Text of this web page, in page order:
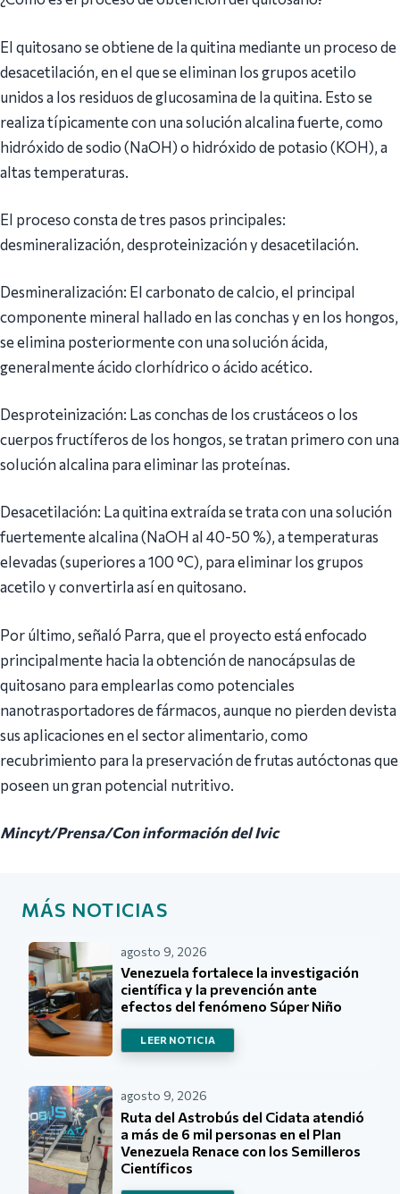
El quitosano se obtiene de la quitina mediante un proceso de
desacetilación, en el que se eliminan los grupos acetilo
unidos a los residuos de glucosamina de la quitina. Esto se
realiza típicamente con una solución alcalina fuerte, como
hidróxido de sodio (NaOH) o hidróxido de potasio (KOH), a
altas temperaturas.
El proceso consta de tres pasos principales:
desmineralización, desproteinización y desacetilación.
Desmineralización: El carbonato de calcio, el principal
componente mineral hallado en las conchas y en los hongos,
se elimina posteriormente con una solución ácida,
generalmente ácido clorhídrico o ácido acético.
Desproteinización: Las conchas de los crustáceos o los
cuerpos fructíferos de los hongos, se tratan primero con una
solución alcalina para eliminar las proteínas.
Desacetilación: La quitina extraída se trata con una solución
fuertemente alcalina (NaOH al 40-50 %), a temperaturas
elevadas (superiores a 100 °C), para eliminar los grupos
acetilo y convertirla así en quitosano.
Por último, señaló Parra, que el proyecto está enfocado
principalmente hacia la obtención de nanocápsulas de
quitosano para emplearlas como potenciales
nanotrasportadores de fármacos, aunque no pierden devista
sus aplicaciones en el sector alimentario, como
recubrimiento para la preservación de frutas autóctonas que
poseen un gran potencial nutritivo.
Mincyt/Prensa/Con información del Ivic
MÁS NOTICIAS
agosto 9, 2026
Venezuela fortalece la investigación
científica y la prevención ante
efectos del fenómeno Súper Niño
LEER NOTICIA
agosto 9, 2026
Ruta del Astrobús del Cidata atendió
a más de 6 mil personas en el Plan
Venezuela Renace con los Semilleros
Científicos